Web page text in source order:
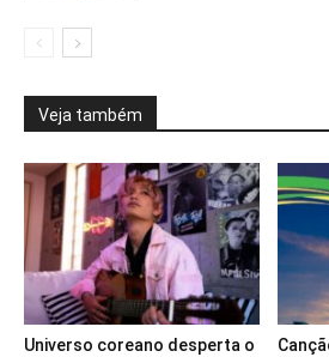
Veja também
Universo coreano desperta o